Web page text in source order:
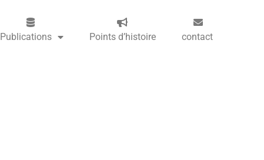
Publications Points d’histoire contact